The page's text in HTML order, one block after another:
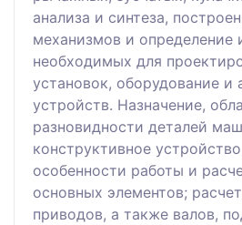
анализа и синтеза,
механизмов и определение
необходимых для
установок, оборудование и
устройств. Назначение,
разновидности деталей
конструктивное
особенности работы и
основных элементов;
приводов, а также валов,